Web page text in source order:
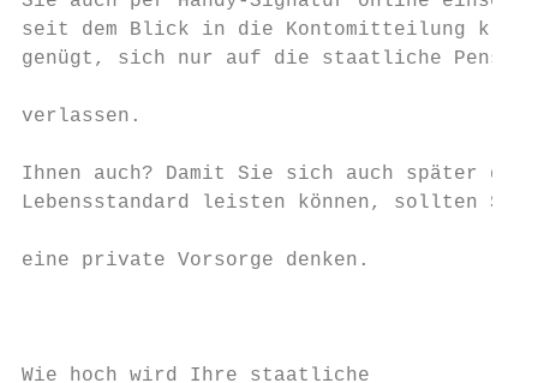
seit dem Blick in die Kontomitteilung klar
genügt, sich nur auf die staatliche
verlassen.
Ihnen auch? Damit Sie sich auch später
Lebensstandard leisten können, sollten
eine private Vorsorge denken.
Wie hoch wird Ihre staatliche